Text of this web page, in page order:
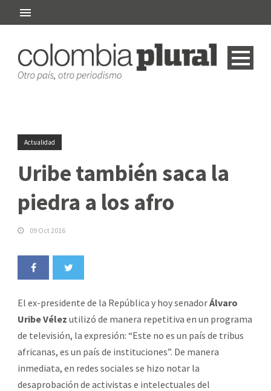
Actualidad
Uribe también saca la
piedra a los afro
09 Oct 2016
El ex-presidente de la República y hoy senadorÁlvaro
Uribe Vélez utilizó de manera repetitiva en un programa
de televisión, la expresión: “Este no es un país de tribus
africanas, es un país de instituciones”. De manera
inmediata, en redes sociales se hizo notar la
desaprobación de activistas e intelectuales del